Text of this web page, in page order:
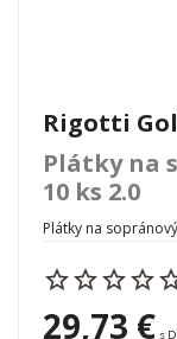
Rigotti
Plátky na
10 ks 2.0
Plátky na
29,73 € s